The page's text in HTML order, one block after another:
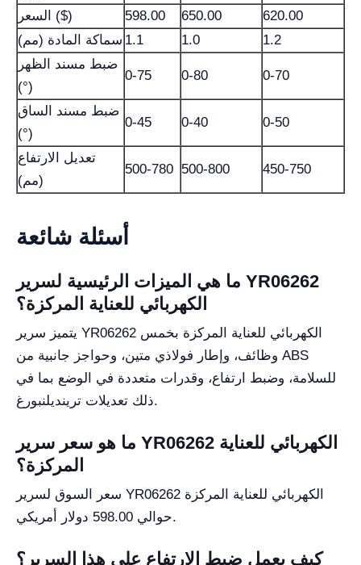
السعر ($)
598.00 650.00
620.00
سماكة المادة (مم) 1.1 1.0
1.2
ضبط مسند الظهر
(°)
0-75 0-80 0-70
ضبط مسند الساق
(°)
0-45 0-40 0-50
تعديل الارتفاع
(مم)
500-780 500-800 450-750
أسئلة شائعة
ما هي الميزات الرئيسية لسرير YR06262
الكهربائي للعناية المركزة؟
يتميز سرير YR06262 الكهربائي للعناية المركزة بخمس
وظائف، وإطار فولاذي متين، وحواجز جانبية من ABS
للسلامة، وضبط ارتفاع، وقدرات متعددة في الوضع بما في
ذلك تعديلات ترينديلنبورغ.
ما هو سعر سرير YR06262 الكهربائي للعناية
المركزة؟
سعر السوق لسرير YR06262 الكهربائي للعناية المركزة
حوالي 598.00 دولار أمريكي.
كيف يعمل ضبط الارتفاع على هذا السرير؟